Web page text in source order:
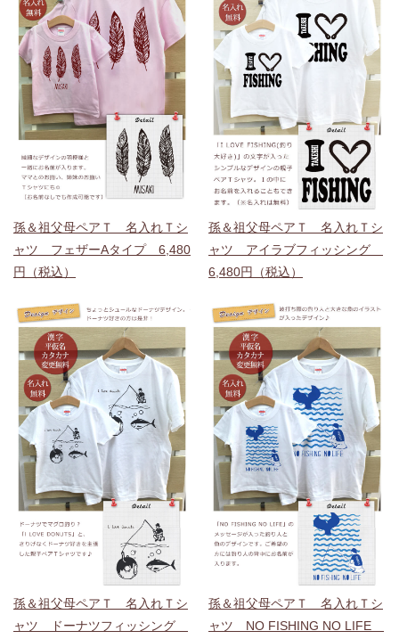
孫＆祖父母ペアＴ 名入れＴシ
ャツ フェザーAタイプ 6,480
円（税込）
孫＆祖父母ペアＴ 名入れＴシ
ャツ アイラブフィッシング
6,480円（税込）
孫＆祖父母ペアＴ 名入れＴシ
ャツ ドーナツフィッシング
孫＆祖父母ペアＴ 名入れＴシ
ャツ NO FISHING NO LIFE